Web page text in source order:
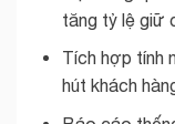
tăng tỷ lệ giữ
Tích hợp tính
hút khách